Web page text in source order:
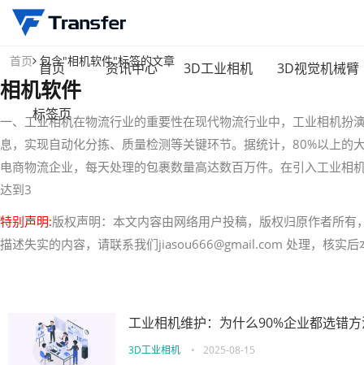
首页 资讯中心 3D工业相机 3D视觉机械臂
标签页
首页 包含"相机软件"标签的文章
相机软件
一、工业相机在物流行业的重要性在现代物流行业中，工业相机扮
息，实现自动化分拣、质量检测等关键环节。据统计，80%以上
电商物流企业，每天处理的包裹数量高达数百万件。在引入工业
达到3
特别声明:版权声明：本文内容由网络用户投稿，版权归原作者所
描述失实的内容，请联系我们jiasou666@gmail.com 处理，核实
工业相机维护：为什么90%企业都选错
3D工业相机 • 2025-08-15